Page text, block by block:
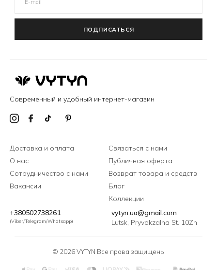
ПОДПИСАТЬСЯ
Современный и удобный интернет-магазин
Доставка и оплата
О нас
Сотрудничество с нами
Вакансии
Связаться с нами
Публичная оферта
Возврат товара и средств
Блог
Коллекции
+380502738261
(Viber/Telegram/Whatsapp)
vytyn.ua@gmail.com
Lutsk, Pryvokzalna St. 10Zh
© 2026 VYTYN Все права защищены